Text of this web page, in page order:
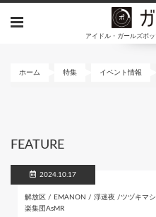
アイドル・ガールズポ
ホーム 特集 イベント情報
FEATURE
2024.10.17
解放区 / EMANON / 浮迷夜 /ツヅキマ
楽集団AsMR